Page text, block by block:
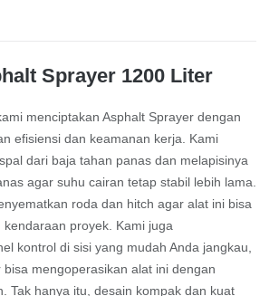
Sprayer 1200 Liter
menciptakan Asphalt Sprayer dengan
efisiensi dan keamanan kerja. Kami
dari baja tahan panas dan melapisinya
agar suhu cairan tetap stabil lebih lama.
roda dan hitch agar alat ini bisa
proyek. Kami juga
kontrol di sisi yang mudah Anda jangkau,
mengoperasikan alat ini dengan
Tak hanya itu, desain kompak dan kuat